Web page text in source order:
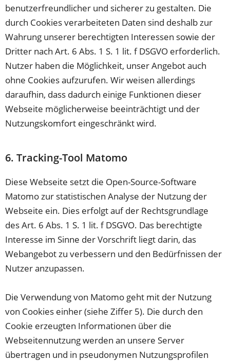
benutzerfreundlicher und sicherer zu gestalten. Die
durch Cookies verarbeiteten Daten sind deshalb zur
Wahrung unserer berechtigten Interessen sowie der
Dritter nach Art. 6 Abs. 1 S. 1 lit. f DSGVO erforderlich.
Nutzer haben die Möglichkeit, unser Angebot auch
ohne Cookies aufzurufen. Wir weisen allerdings
daraufhin, dass dadurch einige Funktionen dieser
Webseite möglicherweise beeinträchtigt und der
Nutzungskomfort eingeschränkt wird.
6. Tracking-Tool Matomo
Diese Webseite setzt die Open-Source-Software
Matomo zur statistischen Analyse der Nutzung der
Webseite ein. Dies erfolgt auf der Rechtsgrundlage
des Art. 6 Abs. 1 S. 1 lit. f DSGVO. Das berechtigte
Interesse im Sinne der Vorschrift liegt darin, das
Webangebot zu verbessern und den Bedürfnissen der
Nutzer anzupassen.
Die Verwendung von Matomo geht mit der Nutzung
von Cookies einher (siehe Ziffer 5). Die durch den
Cookie erzeugten Informationen über die
Webseitennutzung werden an unsere Server
übertragen und in pseudonymen Nutzungsprofilen